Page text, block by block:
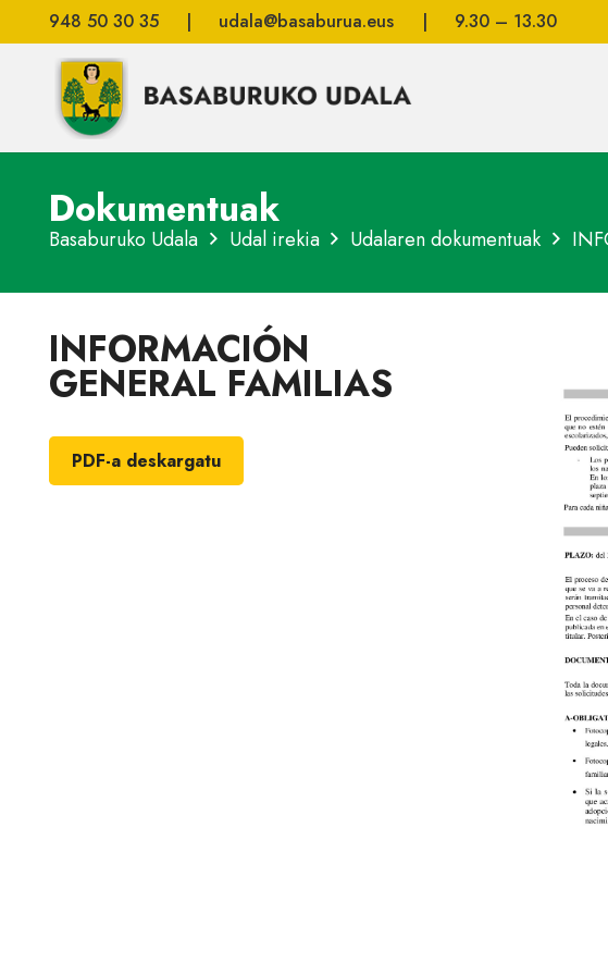
948 50 30 35 | udala@basaburua.eus | 9.30 – 13.30
Dokumentuak
Basaburuko Udala Udal irekia Udalaren dokumentuak
INFORMACIÓN
GENERAL FAMILIAS
PDF-a deskargatu